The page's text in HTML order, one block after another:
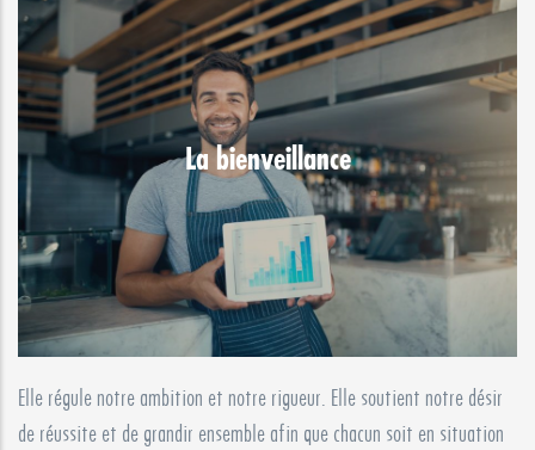
La bienveillance
Elle régule notre ambition et notre rigueur. Elle soutient notre désir
de réussite et de grandir ensemble afin que chacun soit en situation